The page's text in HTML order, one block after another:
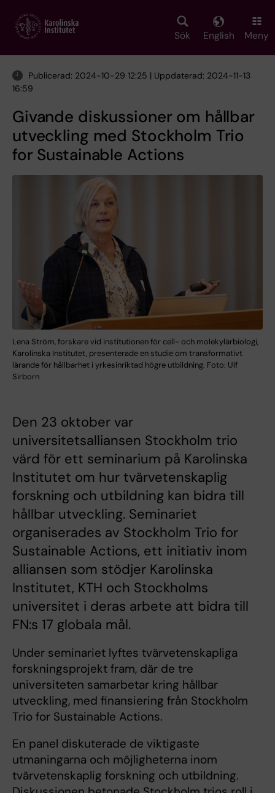
main
Sök English Meny
Publicerad: 2024-10-29 12:25 | Uppdaterad: 2024-11-13
16:59
Givande diskussioner om hållbar
utveckling med Stockholm Trio
for Sustainable Actions
Lena Ström, forskare vid institutionen för cell- och molekylärbiologi,
Karolinska Institutet, presenterade en studie om transformativt
lärande för hållbarhet i yrkesinriktad högre utbildning. Foto: Ulf
Sirborn
Den 23 oktober var
universitetsalliansen Stockholm trio
värd för ett seminarium på Karolinska
Institutet om hur tvärvetenskaplig
forskning och utbildning kan bidra till
hållbar utveckling. Seminariet
organiserades av Stockholm Trio for
Sustainable Actions, ett initiativ inom
alliansen som stödjer Karolinska
Institutet, KTH och Stockholms
universitet i deras arbete att bidra till
FN:s 17 globala mål.
Under seminariet lyftes tvärvetenskapliga
forskningsprojekt fram, där de tre
universiteten samarbetar kring hållbar
utveckling, med finansiering från Stockholm
Trio for Sustainable Actions.
En panel diskuterade de viktigaste
utmaningarna och möjligheterna inom
tvärvetenskaplig forskning och utbildning.